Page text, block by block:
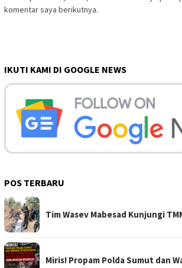
komentar saya berikutnya.
IKUTI KAMI DI GOOGLE NEWS
POS TERBARU
Tim Wasev Mabesad Kunjungi
Miris! Propam Polda Sumut dan